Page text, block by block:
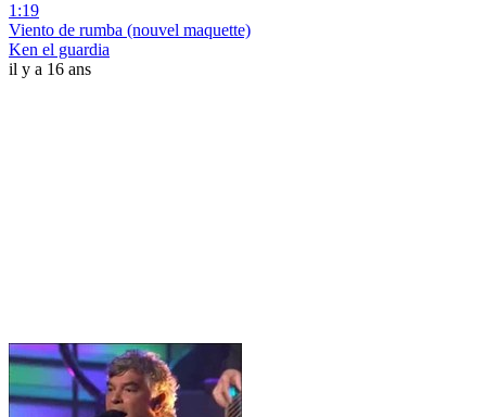
1:19
Viento de rumba (nouvel maquette)
Ken el guardia
il y a 16 ans